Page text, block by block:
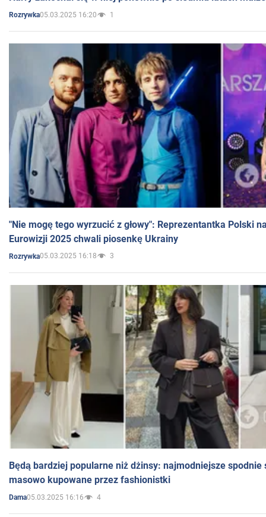
Rozrywka05.03.2025 16:20 1
"Nie mogę tego wyrzucić z głowy": Reprezentantka Polski
Eurowizji 2025 chwali piosenkę Ukrainy
Rozrywka05.03.2025 16:18 3
Będą bardziej popularne niż dżinsy: najmodniejsze spodnie
masowo kupowane przez fashionistki
Dama05.03.2025 16:16 4